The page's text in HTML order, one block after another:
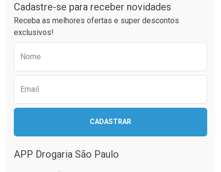
Ativar Desconto
Comprar sem Desconto
Comprar sem Desconto
Por R$ 49,27/cada
Ativar Desconto
Comprar sem Desconto
Comprar sem Desconto
Cadastre-se para receber novidades
Receba as melhores ofertas e super descontos
exclusivos!
Nome
Email
CADASTRAR
APP Drogaria São Paulo